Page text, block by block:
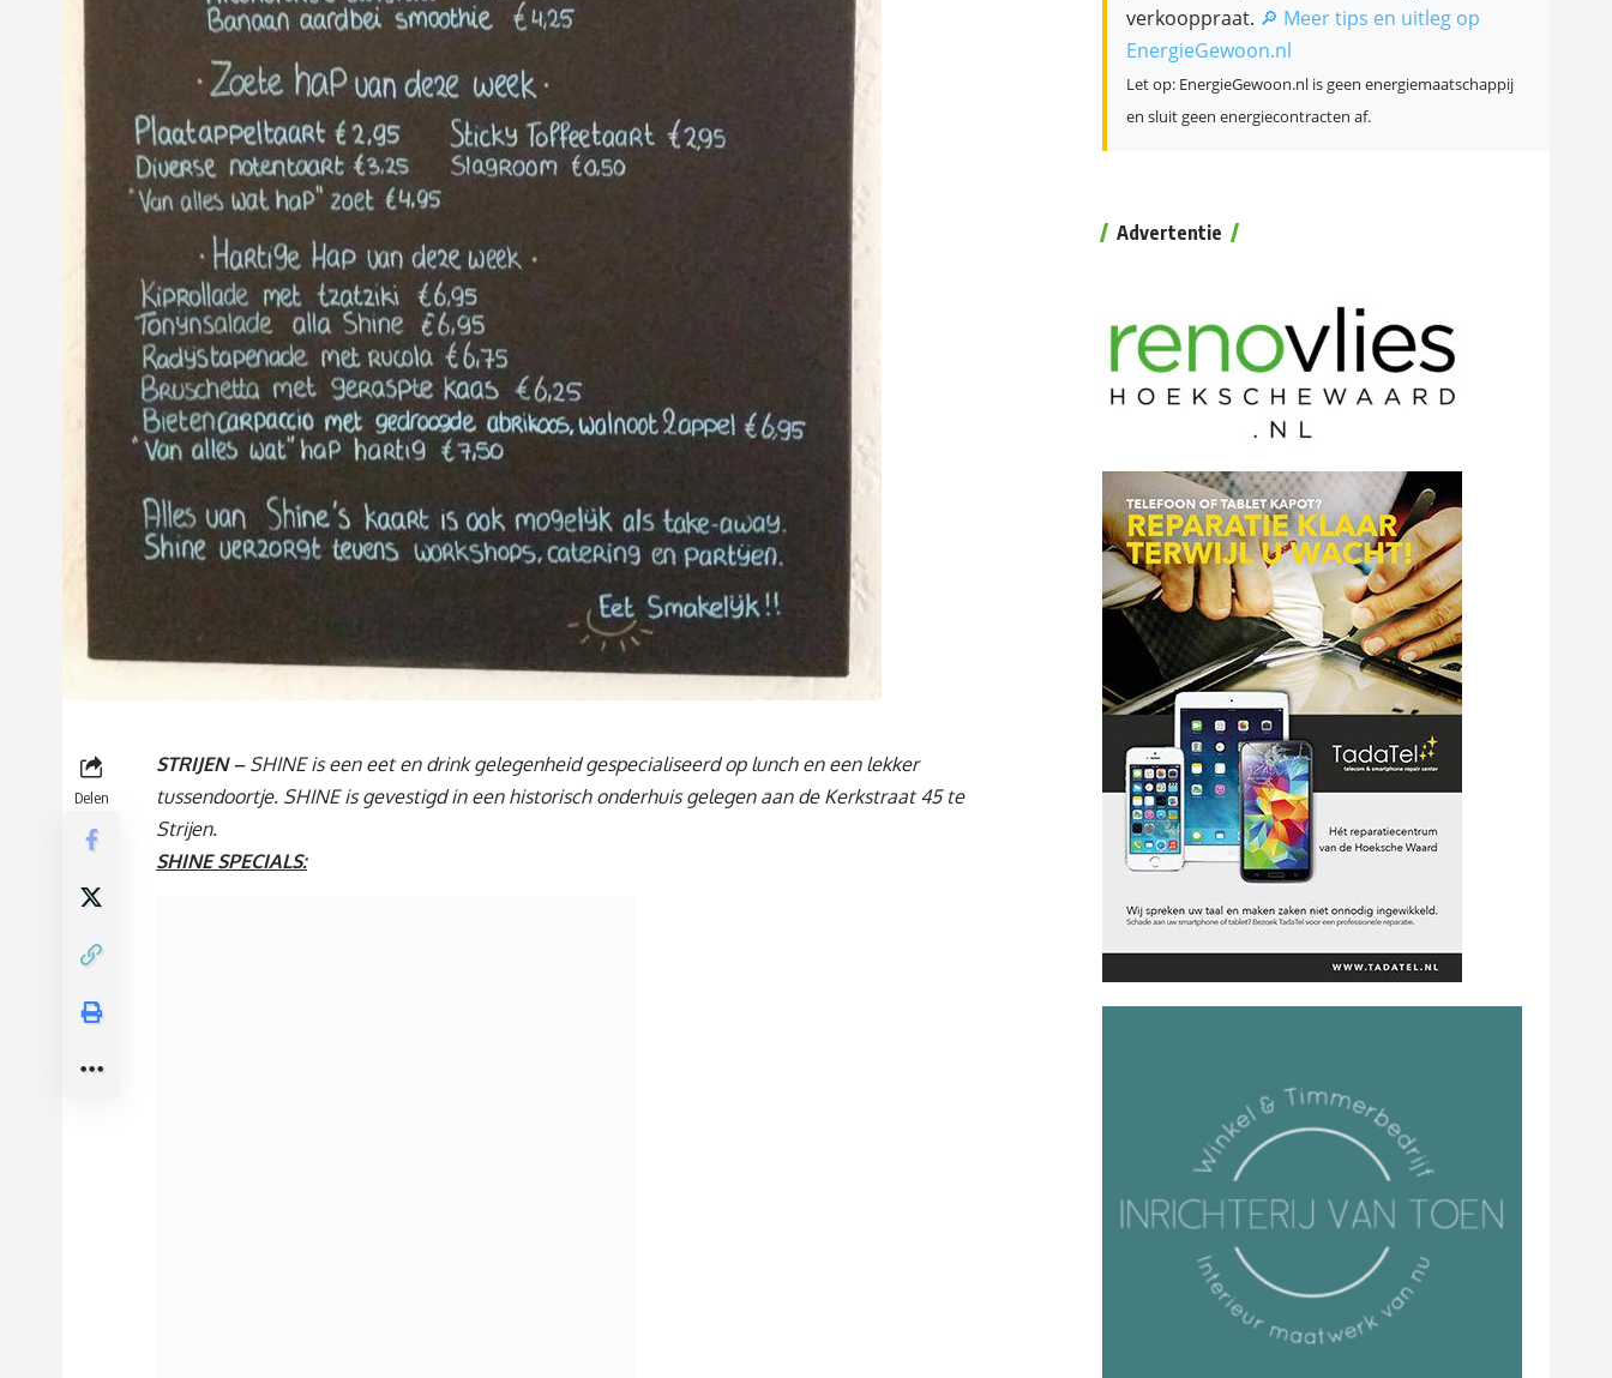
Delen
STRIJEN – SHINE is een eet en drink gelegenheid gespecialiseerd op lunch en een lekker
tussendoortje. SHINE is gevestigd in een historisch onderhuis gelegen aan de Kerkstraat 45 te
Strijen.
SHINE SPECIALS:
verkooppraat. 🔎 Meer tips en uitleg op
EnergieGewoon.nl
Let op: EnergieGewoon.nl is geen energiemaatschappij
en sluit geen energiecontracten af.
Advertentie